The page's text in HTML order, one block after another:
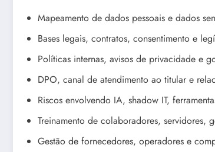
Mapeamento de dados pessoais e dados
Bases legais, contratos, consentimento e
Políticas internas, avisos de privacidade e
DPO, canal de atendimento ao titular e
Riscos envolvendo IA, shadow IT,
Treinamento de colaboradores, servidores,
Gestão de fornecedores, operadores e